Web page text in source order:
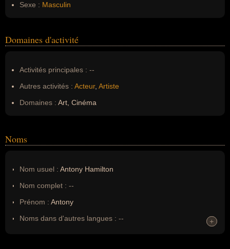
Sexe : Masculin
Domaines d'activité
Activités principales : --
Autres activités : Acteur, Artiste
Domaines : Art, Cinéma
Noms
Nom usuel : Antony Hamilton
Nom complet : --
Prénom : Antony
Noms dans d'autres langues : --
+
+